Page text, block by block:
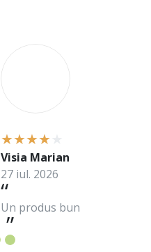
Un produs bun
Visia Marian
27 iul. 2026